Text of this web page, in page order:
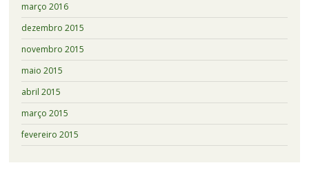
março 2016
dezembro 2015
novembro 2015
maio 2015
abril 2015
março 2015
fevereiro 2015